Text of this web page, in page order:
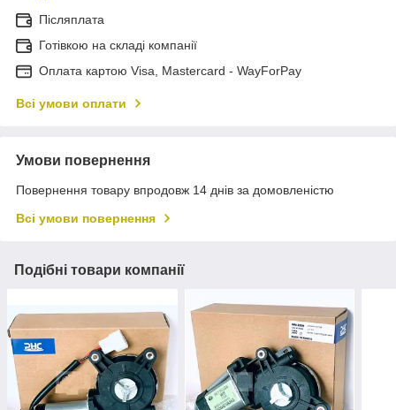
Післяплата
Готівкою на складі компанії
Оплата картою Visa, Mastercard - WayForPay
Всі умови оплати
Умови повернення
Повернення товару впродовж 14 днів за домовленістю
Всі умови повернення
Подібні товари компанії